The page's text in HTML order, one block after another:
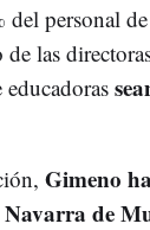
personal
las
Gimeno
Navarra de